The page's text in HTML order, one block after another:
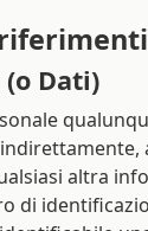
Dati)
altra
di